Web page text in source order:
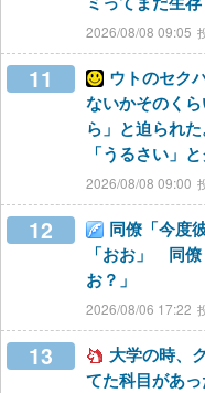
2026/08/08 09:05
11
ウトのセク
ないかそのく
ら」と迫られ
「うるさい」
2026/08/08 09:00
12
同僚「今度
「おお」 同
お？」
2026/08/06 17:22
13
大学の時、
てた科目があ